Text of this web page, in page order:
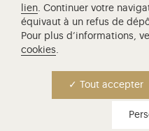
Académie équestre
Campus Versailles
lien. Continuer votre
équivaut à un refus de
Pour plus d’informations,
cookies.
Tout accepter